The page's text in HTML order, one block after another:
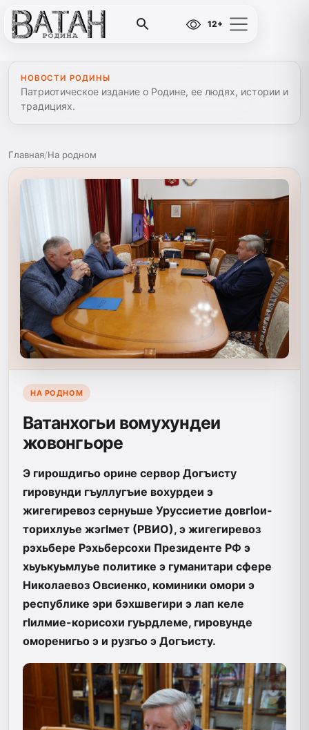
12+
НОВОСТИ РОДИНЫ
Патриотическое издание о Родине, ее людях, истории и
традициях.
Главная/На родном
НА РОДНОМ
Ватанхогьи вомухундеи
жовонгьоре
Э гирошдигьо орине сервор Догъисту
гировунди гъуллугъие вохурдеи э
жигегиревоз сернуьше Уруссиетие довгlои-
торихлуье жэгlмет (РВИО), э жигегиревоз
рэхьбере Рэхьберсохи Президенте РФ э
хьуькуьмлуье политике э гуманитари сфере
Николаевоз Овсиенко, коминики омори э
республике эри бэхшвегири э лап келе
гlилмие-корисохи гуьрдлеме, гировунде
оморенигьо э и рузгьо э Догъисту.